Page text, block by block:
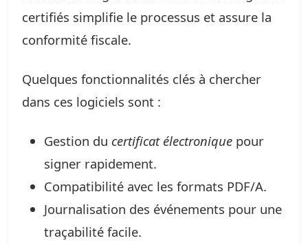
certifiés simplifie le processus et assure la
conformité fiscale.
Quelques fonctionnalités clés à chercher
dans ces logiciels sont :
Gestion du certificat électronique pour
signer rapidement.
Compatibilité avec les formats PDF/A.
Journalisation des événements pour une
traçabilité facile.